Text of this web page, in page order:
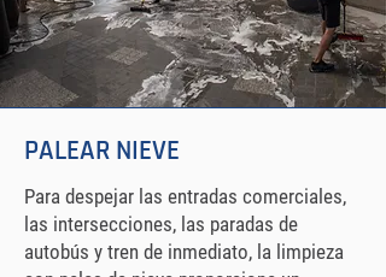
PALEAR NIEVE
Para despejar las entradas comerciales,
las intersecciones, las paradas de
autobús y tren de inmediato, la limpieza